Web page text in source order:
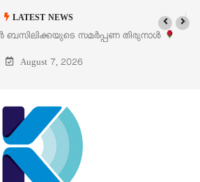
LATEST NEWS
എക്സിബിഷനും സെയിലും ഓഗസ്റ്റ് 8-ന്
പെരുമാനൂരിൽ
August 7, 2026